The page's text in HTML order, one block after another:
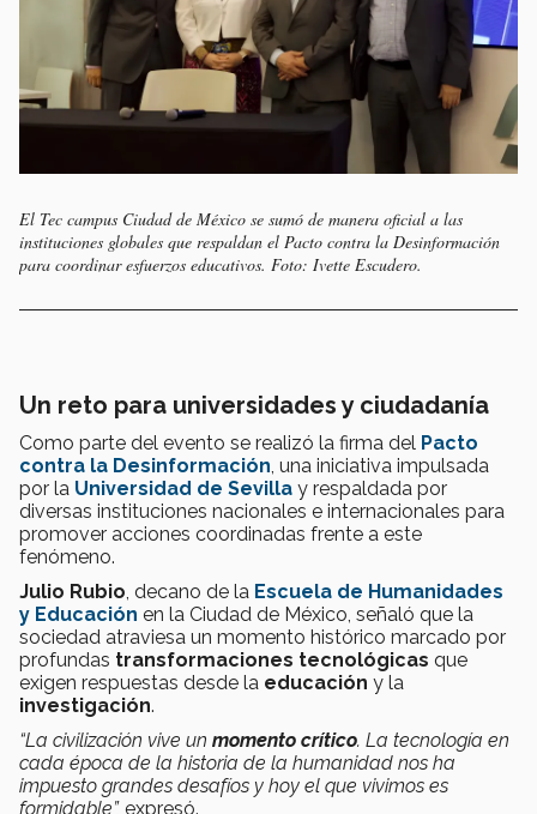
El Tec campus Ciudad de México se sumó de manera oficial a las
instituciones globales que respaldan el Pacto contra la Desinformación
para coordinar esfuerzos educativos. Foto: Ivette Escudero.
Un reto para universidades y ciudadanía
Como parte del evento se realizó la firma del Pacto
contra la Desinformación, una iniciativa impulsada
por la Universidad de Sevilla y respaldada por
diversas instituciones nacionales e internacionales para
promover acciones coordinadas frente a este
fenómeno.
Julio Rubio, decano de la Escuela de Humanidades
y Educación en la Ciudad de México, señaló que la
sociedad atraviesa un momento histórico marcado por
profundas transformaciones tecnológicas que
exigen respuestas desde la educación y la
investigación.
“La civilización vive un momento crítico. La tecnología en
cada época de la historia de la humanidad nos ha
impuesto grandes desafíos y hoy el que vivimos es
formidable”, expresó.